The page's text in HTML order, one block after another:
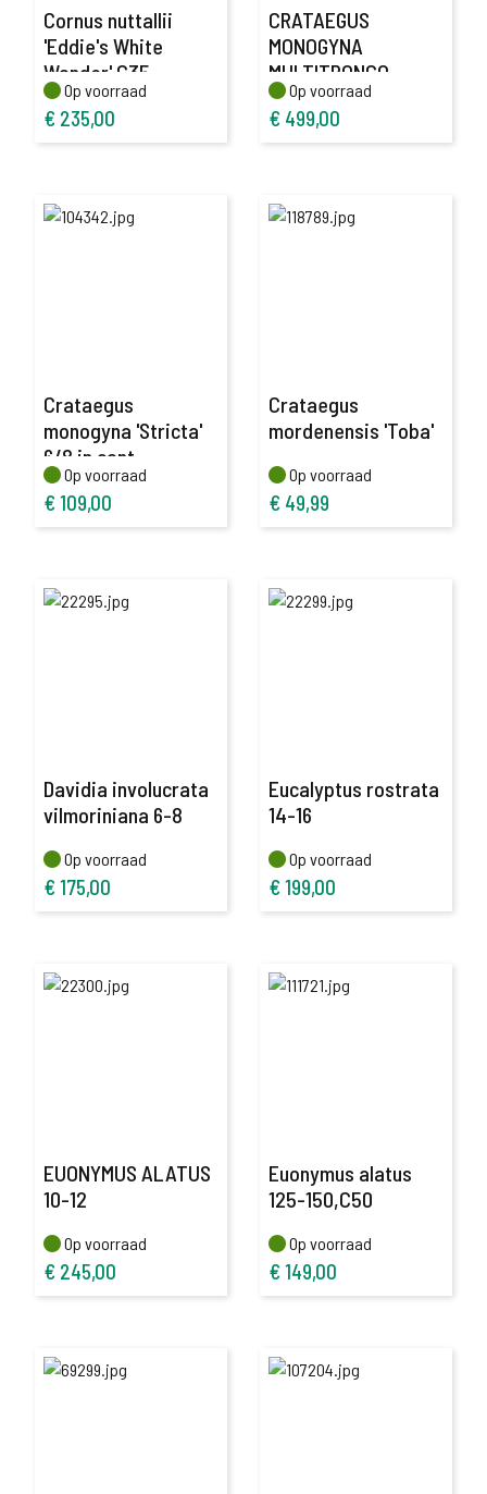
Cornus nuttallii
'Eddie's White
Wonder' C35
175/200
Op voorraad
Op voorraad
€ 235,00
CRATAEGUS
MONOGYNA
MULTITRONCO
200/250
Op voorraad
Op voorraad
€ 499,00
Crataegus
monogyna 'Stricta'
6/8 in cont.
Op voorraad
Op voorraad
€ 109,00
Crataegus
mordenensis 'Toba'
Op voorraad
Op voorraad
€ 49,99
Davidia involucrata
vilmoriniana 6-8
Op voorraad
Op voorraad
€ 175,00
Eucalyptus rostrata
14-16
Op voorraad
Op voorraad
€ 199,00
EUONYMUS ALATUS
10-12
Op voorraad
Op voorraad
€ 245,00
Euonymus alatus
125-150,C50
Op voorraad
Op voorraad
€ 149,00